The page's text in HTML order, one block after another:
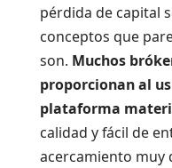
pérdida de capital
conceptos que
son. Muchos
proporcionan al
plataforma
calidad y fácil de
acercamiento muy